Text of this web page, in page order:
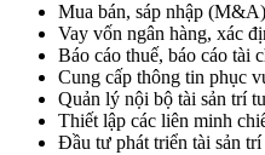
Mua bán, sáp nhập
Vay vốn ngân hàng, xác
Báo cáo thuế, báo cáo tài
Cung cấp thông tin phục
Quản lý nội bộ tài sản trí
Thiết lập các liên minh
Đầu tư phát triển tài sản trí